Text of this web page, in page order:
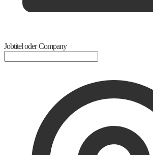
Jobtitel oder Company